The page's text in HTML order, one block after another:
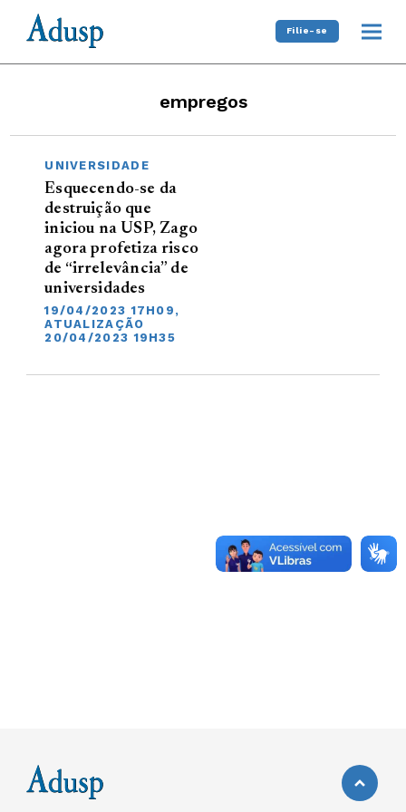
Filie-se
empregos
UNIVERSIDADE
Esquecendo-se da
destruição que
iniciou na USP, Zago
agora profetiza risco
de “irrelevância” de
universidades
19/04/2023 17H09,
ATUALIZAÇÃO
20/04/2023 19H35